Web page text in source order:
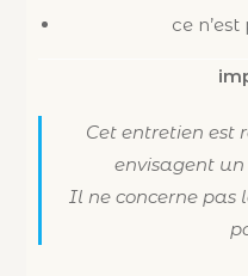
ce
Cet entretien est
envisagent
Il ne concerne pas